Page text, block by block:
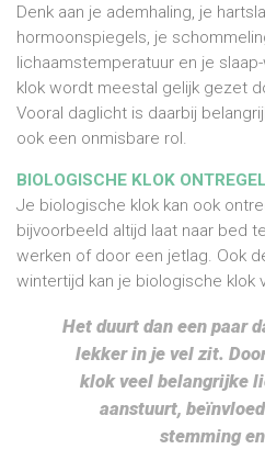
Denk aan je ademhaling, je
hormoonspiegels, je
lichaamstemperatuur en je
klok wordt meestal gelijk gezet
Vooral daglicht is daarbij
ook een onmisbare rol.
BIOLOGISCHE KLOK
Je biologische klok kan ook
bijvoorbeeld altijd laat naar bed
werken of door een jetlag. Ook
wintertijd kan je biologische klok
Het duurt dan een paar
lekker in je vel zit.
klok veel belangrijke
aanstuurt,
stemming